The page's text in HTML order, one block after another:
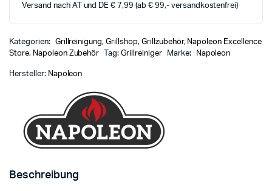
Versand nach AT und DE € 7,99 (ab € 99,- versandkostenfrei)
Kategorien: Grillreinigung,Grillshop, Grillzubehör, Napoleon Excellence
Store, Napoleon Zubehör Tag:Grillreiniger Marke: Napoleon
Hersteller: Napoleon
Beschreibung